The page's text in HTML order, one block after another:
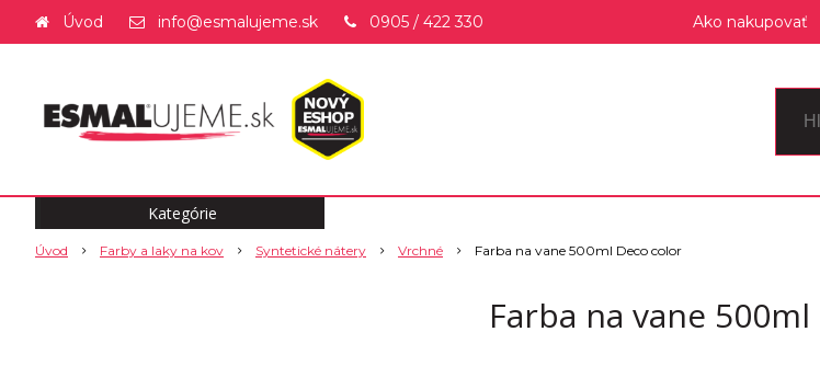
Úvod info@esmalujeme.sk 0905 / 422 330 Ako nakupovať
Úvod Farby a laky na kov Syntetické nátery Vrchné Farba na vane 500ml Deco color
Farba na vane
Kategórie